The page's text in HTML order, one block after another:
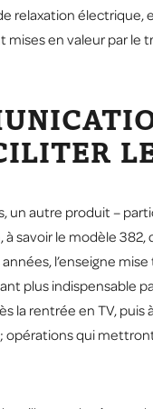
relaxation électrique,
mises en valeur par le
un autre produit –
savoir le modèle 382,
l’enseigne
plus indispensable
la rentrée en TV, puis
opérations qui